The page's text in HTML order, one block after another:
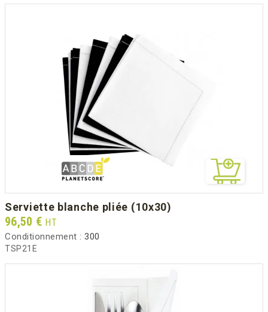
serviette blanche pliée (10x30)
Prix
96,50 € HT
Conditionnement : 300
TSP21E